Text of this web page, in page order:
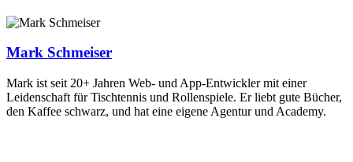
Mark Schmeiser
Mark ist seit 20+ Jahren Web- und App-Entwickler mit einer
Leidenschaft für Tischtennis und Rollenspiele. Er liebt gute Bücher,
den Kaffee schwarz, und hat eine eigene Agentur und Academy.